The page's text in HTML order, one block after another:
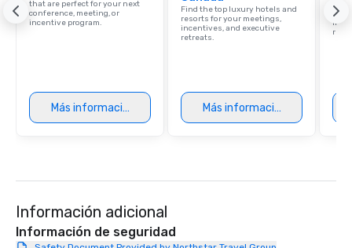
that are perfect for your next
conference, meeting, or
incentive program.
Más información
Find the top luxury hotels and
resorts for your meetings,
incentives, and executive
retreats.
Más información
Información adicional
Información de seguridad